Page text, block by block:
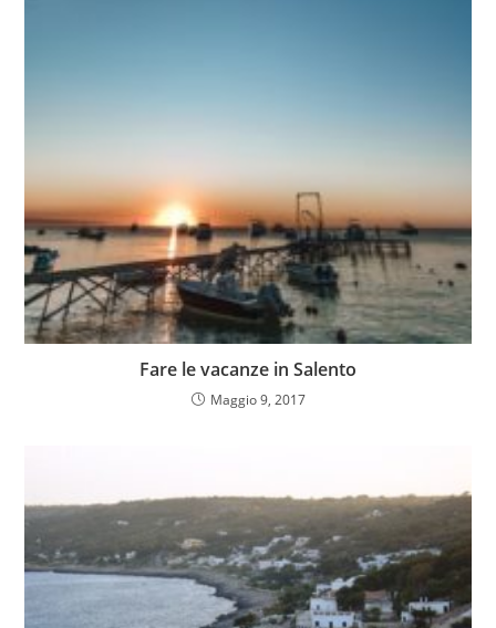
Fare le vacanze in Salento
Maggio 9, 2017